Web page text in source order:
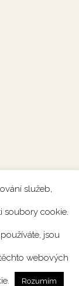
služeb,
soubory cookie.
jsou
webových
Rozumím